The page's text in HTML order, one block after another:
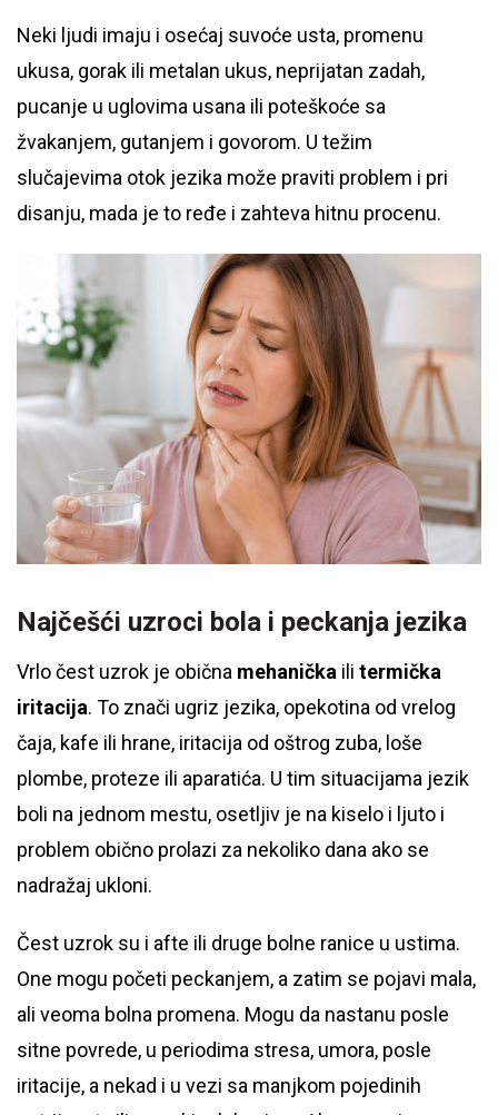
Neki ljudi imaju i osećaj suvoće usta, promenu
ukusa, gorak ili metalan ukus, neprijatan zadah,
pucanje u uglovima usana ili poteškoće sa
žvakanjem, gutanjem i govorom. U težim
slučajevima otok jezika može praviti problem i pri
disanju, mada je to ređe i zahteva hitnu procenu.
Najčešći uzroci bola i peckanja jezika
Vrlo čest uzrok je obična mehanička ili termička
iritacija. To znači ugriz jezika, opekotina od vrelog
čaja, kafe ili hrane, iritacija od oštrog zuba, loše
plombe, proteze ili aparatića. U tim situacijama jezik
boli na jednom mestu, osetljiv je na kiselo i ljuto i
problem obično prolazi za nekoliko dana ako se
nadražaj ukloni.
Čest uzrok su i afte ili druge bolne ranice u ustima.
One mogu početi peckanjem, a zatim se pojavi mala,
ali veoma bolna promena. Mogu da nastanu posle
sitne povrede, u periodima stresa, umora, posle
iritacije, a nekad i u vezi sa manjkom pojedinih